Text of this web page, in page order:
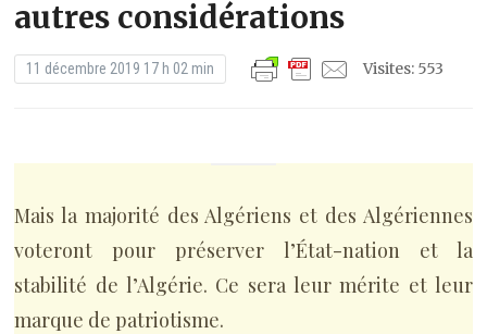
autres considérations
11 décembre 2019 17 h 02 min Visites: 553
Mais la majorité des Algériens et des Algériennes
voteront pour préserver l’État-nation et la
stabilité de l’Algérie. Ce sera leur mérite et leur
marque de patriotisme.